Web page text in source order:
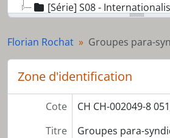
[Série] S08 -
Florian Rochat Groupes para-
Zone d'identification
Cote
CH CH-002049-8
Titre
Groupes para-